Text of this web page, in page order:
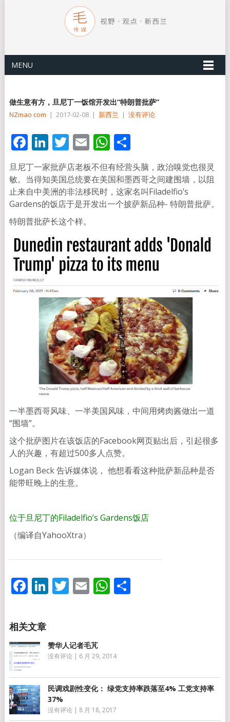
MENU
做生意有方，旦尼丁一饭馆开发出“特朗普批萨”
NZmao com | 2017-02-08 | 新西兰 | 没有评论
Facebook
LinkedIn
Twitter
EmailWhatsApp
分
享
旦尼丁一家批萨店老板不但有经营头脑，政治嗅觉也很灵
敏。当得知美国总统要在美国和墨西哥之间建围墙，以阻
止来自中美洲的非法移民时，这家名叫Filadelfio’s
Gardens的饭店于是开发出一个披萨新品种- 特朗普批萨。
特朗普批萨长这个样。
一半墨西哥风味、一半美国风味，中间用烤肉酱做出一道
“围墙”。
这个批萨图片在该饭店的Facebook网页贴出后，引起很多
人的兴趣，有超过500多人点赞。
Logan Beck 告诉媒体说， 他想看看这种批萨新品种是否
能带旺晚上的生意。
位于旦尼丁的Filadelfio’s Gardens饭店
（编译自YahooXtra）
Facebook
LinkedIn
Twitter
EmailWhatsApp
分
赞华人记者毛芃
没有评论 | 6 月 29, 2014
民调戏剧性变化： 绿党支持率跌落至4% 工党支持率
37%
没有评论 | 8 月 18, 2017